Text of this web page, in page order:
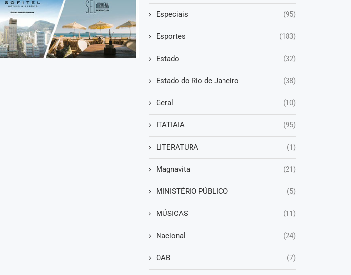
Especiais (95)
Esportes (183)
Estado (32)
Estado do Rio de Janeiro (38)
Geral (10)
ITATIAIA (95)
LITERATURA (1)
Magnavita (21)
MINISTÉRIO PÚBLICO (5)
MÚSICAS (11)
Nacional (24)
OAB (7)